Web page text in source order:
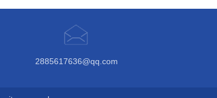
2885617636@qq.com